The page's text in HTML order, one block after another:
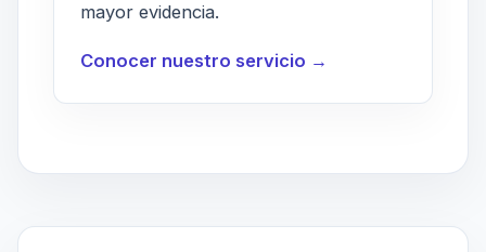
mayor evidencia.
Conocer nuestro servicio →